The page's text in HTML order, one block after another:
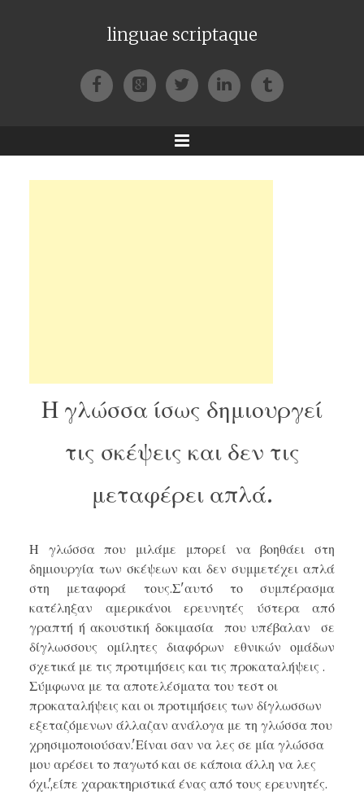
linguae scriptaque
FacebookGoogle+TwitterLinkedIn
Tumblr
Menu
Η γλώσσα ίσως δημιουργεί
τις σκέψεις και δεν τις
μεταφέρει απλά.
Η γλώσσα που μιλάμε μπορεί να βοηθάει στη
δημιουργία των σκέψεων και δεν συμμετέχει απλά
στη μεταφορά τους.Σ'αυτό το συμπέρασμα
κατέληξαν αμερικάνοι ερευνητές ύστερα από
γραπτή ή ακουστική δοκιμασία που υπέβαλαν σε
δίγλωσσους ομίλητες διαφόρων εθνικών ομάδων
σχετικά με τις προτιμήσεις και τις προκαταλήψεις .
Σύμφωνα με τα αποτελέσματα του τεστ οι
προκαταλήψεις και οι προτιμήσεις των δίγλωσσων
εξεταζόμενων άλλαζαν ανάλογα με τη γλώσσα που
χρησιμοποιούσαν.'Είναι σαν να λες σε μία γλώσσα
μου αρέσει το παγωτό και σε κάποια άλλη να λες
όχι.',είπε χαρακτηριστικά ένας από τους ερευνητές.